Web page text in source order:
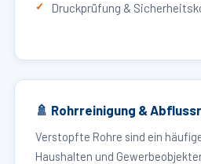
Druckprüfung &
🚿 Rohrreinigung &
Verstopfte Rohre sind ein
Haushalten und